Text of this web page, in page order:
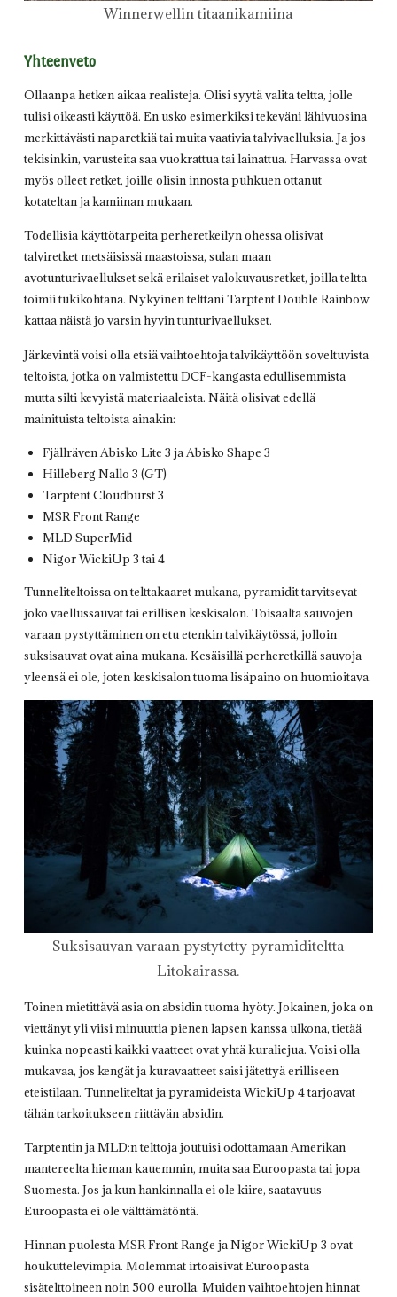
Winnerwellin titaanikamiina
Yhteenveto
Ollaanpa hetken aikaa realisteja. Olisi syytä valita teltta, jolle
tulisi oikeasti käyttöä. En usko esimerkiksi tekeväni lähivuosina
merkittävästi naparetkiä tai muita vaativia talvivaelluksia. Ja jos
tekisinkin, varusteita saa vuokrattua tai lainattua. Harvassa ovat
myös olleet retket, joille olisin innosta puhkuen ottanut
kotateltan ja kamiinan mukaan.
Todellisia käyttötarpeita perheretkeilyn ohessa olisivat
talviretket metsäisissä maastoissa, sulan maan
avotunturivaellukset sekä erilaiset valokuvausretket, joilla teltta
toimii tukikohtana. Nykyinen telttani Tarptent Double Rainbow
kattaa näistä jo varsin hyvin tunturivaellukset.
Järkevintä voisi olla etsiä vaihtoehtoja talvikäyttöön soveltuvista
teltoista, jotka on valmistettu DCF-kangasta edullisemmista
mutta silti kevyistä materiaaleista. Näitä olisivat edellä
mainituista teltoista ainakin:
Fjällräven Abisko Lite 3 ja Abisko Shape 3
Hilleberg Nallo 3 (GT)
Tarptent Cloudburst 3
MSR Front Range
MLD SuperMid
Nigor WickiUp 3 tai 4
Tunneliteltoissa on telttakaaret mukana, pyramidit tarvitsevat
joko vaellussauvat tai erillisen keskisalon. Toisaalta sauvojen
varaan pystyttäminen on etu etenkin talvikäytössä, jolloin
suksisauvat ovat aina mukana. Kesäisillä perheretkillä sauvoja
yleensä ei ole, joten keskisalon tuoma lisäpaino on huomioitava.
Suksisauvan varaan pystytetty pyramiditeltta
Litokairassa.
Toinen mietittävä asia on absidin tuoma hyöty. Jokainen, joka on
viettänyt yli viisi minuuttia pienen lapsen kanssa ulkona, tietää
kuinka nopeasti kaikki vaatteet ovat yhtä kuraliejua. Voisi olla
mukavaa, jos kengät ja kuravaatteet saisi jätettyä erilliseen
eteistilaan. Tunneliteltat ja pyramideista WickiUp 4 tarjoavat
tähän tarkoitukseen riittävän absidin.
Tarptentin ja MLD:n telttoja joutuisi odottamaan Amerikan
mantereelta hieman kauemmin, muita saa Euroopasta tai jopa
Suomesta. Jos ja kun hankinnalla ei ole kiire, saatavuus
Euroopasta ei ole välttämätöntä.
Hinnan puolesta MSR Front Range ja Nigor WickiUp 3 ovat
houkuttelevimpia. Molemmat irtoaisivat Euroopasta
sisätelttoineen noin 500 eurolla. Muiden vaihtoehtojen hinnat